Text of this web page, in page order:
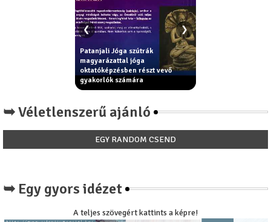
Patanjali Jóga szútrák
magyarázattal jóga
oktatóképzésben részt vevő
gyakorlók számára
❮ ❯
➥ Véletlenszerű ajánló
EGY RANDOM CSEND
➥ Egy gyors idézet
A teljes szövegért kattints a képre!